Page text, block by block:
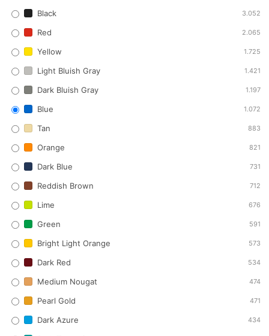
Black 3.052
Red 2.065
Yellow 1.725
Light Bluish Gray 1.421
Dark Bluish Gray 1.197
Blue 1.072
Tan 883
Orange 821
Dark Blue 731
Reddish Brown 712
Lime 676
Green 591
Bright Light Orange 573
Dark Red 534
Medium Nougat 474
Pearl Gold 471
Dark Azure 434